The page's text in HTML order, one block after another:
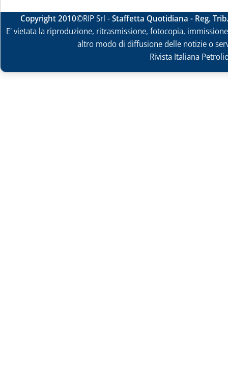
Copyright 2010©RIP Srl -Staffetta Quotidiana - Reg.
E' vietata la riproduzione, ritrasmissione, fotocopia,
altro modo di diffusione delle notizie o
Rivista Italiana